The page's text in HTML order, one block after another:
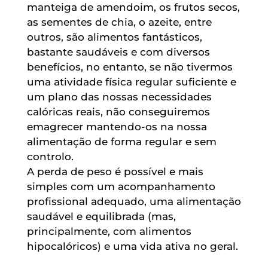
manteiga de amendoim, os frutos secos,
as sementes de chia, o azeite, entre
outros, são alimentos fantásticos,
bastante saudáveis e com diversos
benefícios, no entanto, se não tivermos
uma atividade física regular suficiente e
um plano das nossas necessidades
calóricas reais, não conseguiremos
emagrecer mantendo-os na nossa
alimentação de forma regular e sem
controlo.
A perda de peso é possível e mais
simples com um acompanhamento
profissional adequado, uma alimentação
saudável e equilibrada (mas,
principalmente, com alimentos
hipocalóricos) e uma vida ativa no geral.